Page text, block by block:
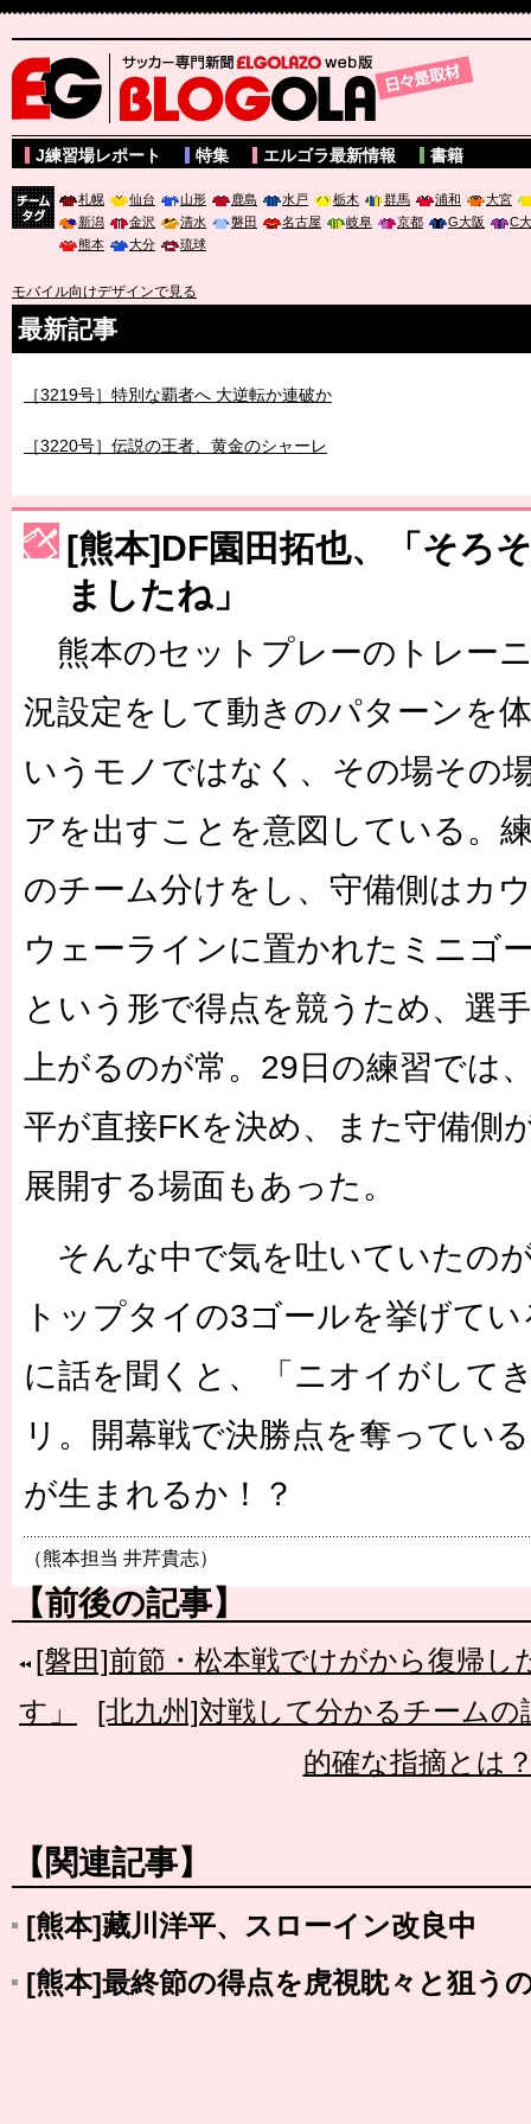
サッカー専門新聞ELGOLAZO web版 BLOGOLA
J練習場レポート 特集 エルゴラ最新情報 書籍
札幌 仙台 山形 鹿島 水戸 栃木 群馬 浦和
大宮
新潟
金沢 清水 磐田 名古屋 岐阜 京都 G大阪
C
熊本
大分 琉球
モバイル向けデザインで見る
最新記事
［3230号］世界一への夢は終わらない
［3223号］一丸。日本出陣
［3222号］史上最大のW杯開幕 注目は「個」
[熊本]DF園田拓也、「そろ
ましたね」
熊本のセットプレーのトレー
況設定をして動きのパターンを
いうモノではなく、その場その
アを出すことを意図している。
のチーム分けをし、守備側はカ
ウェーラインに置かれたミニゴ
という形で得点を競うため、選
上がるのが常。29日の練習では
平が直接FKを決め、また守備側
展開する場面もあった。
そんな中で気を吐いていたの
トップタイの3ゴールを挙げて
に話を聞くと、「ニオイがして
リ。開幕戦で決勝点を奪ってい
が生まれるか！？
（熊本担当 井芹貴志）
【前後の記事】
[磐田]前節・松本戦でけがから復帰し
す」
[北九州]対戦して分かるチームの
的確な指摘とは
【関連記事】
[熊本]藏川洋平、スローイン改良中
[熊本]最終節の得点を虎視眈々と狙う